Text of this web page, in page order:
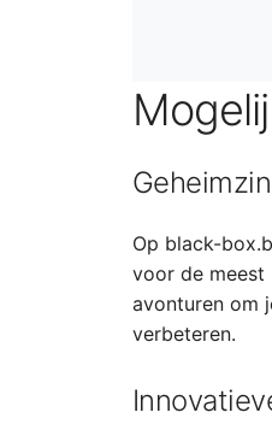
Op black-
voor de meest
avonturen om
verbeteren.